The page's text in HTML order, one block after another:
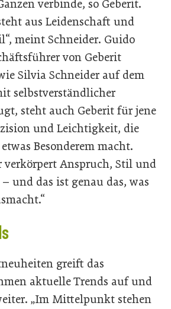
verbinde, so Geberit.
aus Leidenschaft und
meint Schneider. Guido
von Geberit
Silvia Schneider auf dem
selbstverständlicher
steht auch Geberit für jene
und Leichtigkeit, die
Besonderem macht.
verkörpert Anspruch, Stil und
und das ist genau das, was
greift das
aktuelle Trends auf und
„Im Mittelpunkt stehen